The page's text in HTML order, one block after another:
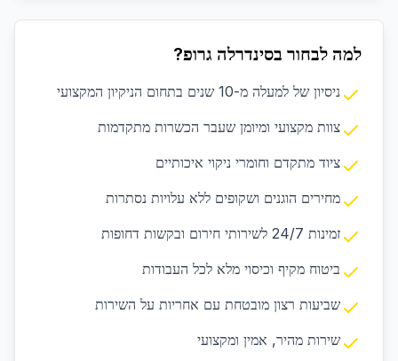
למה לבחור בסינדרלה גרופ?
ניסיון של למעלה מ-10 שנים בתחום הניקיון המקצועי
צוות מקצועי ומיומן שעבר הכשרות מתקדמות
ציוד מתקדם וחומרי ניקוי איכותיים
מחירים הוגנים ושקופים ללא עלויות נסתרות
זמינות 24/7 לשירותי חירום ובקשות דחופות
ביטוח מקיף וכיסוי מלא לכל העבודות
שביעות רצון מובטחת עם אחריות על השירות
שירות מהיר, אמין ומקצועי